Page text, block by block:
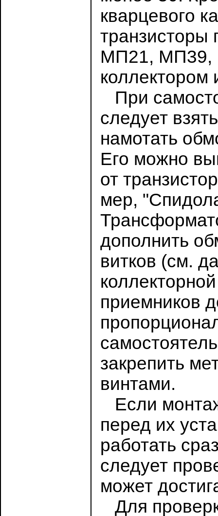
кварцевого
МП21, МП39,
При
следует
намотать
Его можно
от
мер,
дополнить
витков (см.
приемников
закрепить
винтами.
Если
перед их
работать
следует
может
Для